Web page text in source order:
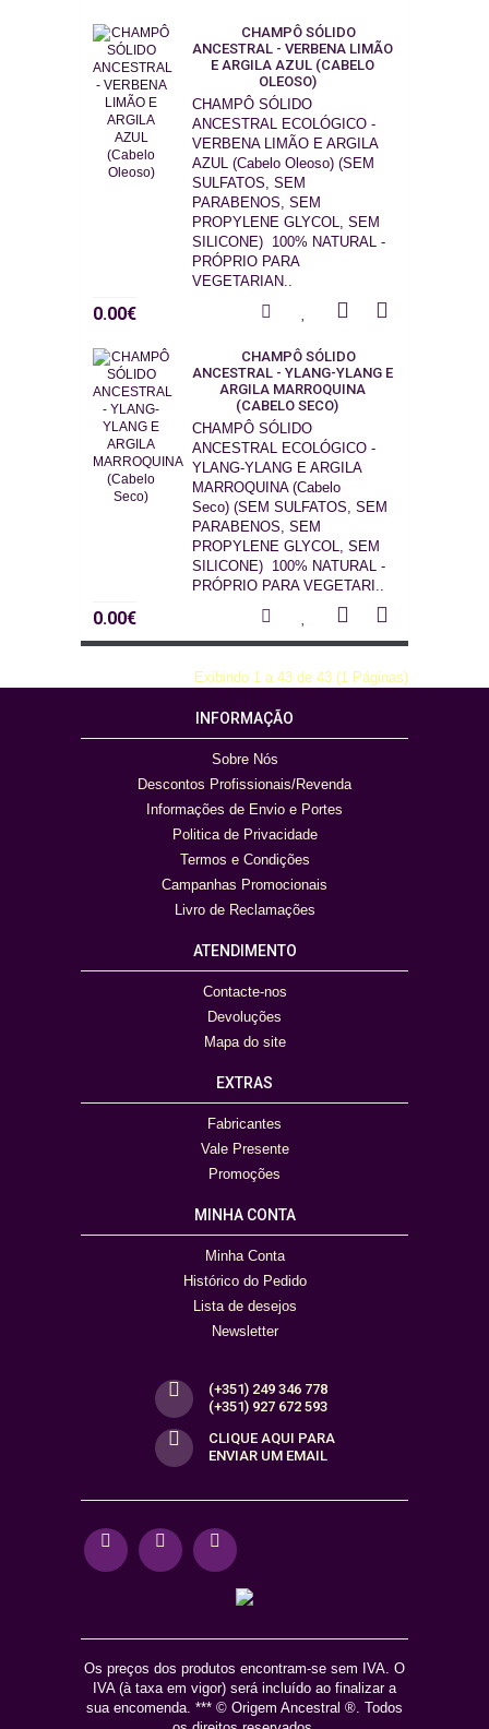
CHAMPÔ SÓLIDO
ANCESTRAL - VERBENA LIMÃO
E ARGILA AZUL (CABELO
OLEOSO)
CHAMPÔ SÓLIDO
ANCESTRAL ECOLÓGICO -
VERBENA LIMÃO E ARGILA
AZUL (Cabelo Oleoso) (SEM
SULFATOS, SEM
PARABENOS, SEM
PROPYLENE GLYCOL, SEM
SILICONE) 100% NATURAL -
PRÓPRIO PARA
VEGETARIAN..
0.00€
CHAMPÔ SÓLIDO
ANCESTRAL - YLANG-YLANG E
ARGILA MARROQUINA
(CABELO SECO)
CHAMPÔ SÓLIDO
ANCESTRAL ECOLÓGICO -
YLANG-YLANG E ARGILA
MARROQUINA (Cabelo
Seco) (SEM SULFATOS, SEM
PARABENOS, SEM
PROPYLENE GLYCOL, SEM
SILICONE) 100% NATURAL -
PRÓPRIO PARA VEGETARI..
0.00€
Exibindo 1 a 43 de 43 (1 Páginas)
INFORMAÇÃO
Sobre Nós
Descontos Profissionais/Revenda
Informações de Envio e Portes
Politica de Privacidade
Termos e Condições
Campanhas Promocionais
Livro de Reclamações
ATENDIMENTO
Contacte-nos
Devoluções
Mapa do site
EXTRAS
Fabricantes
Vale Presente
Promoções
MINHA CONTA
Minha Conta
Histórico do Pedido
Lista de desejos
Newsletter
(+351) 249 346 778
(+351) 927 672 593
CLIQUE AQUI PARA
ENVIAR UM EMAIL
Os preços dos produtos encontram-se sem IVA. O
IVA (à taxa em vigor) será incluído ao finalizar a
sua encomenda. *** © Origem Ancestral ®. Todos